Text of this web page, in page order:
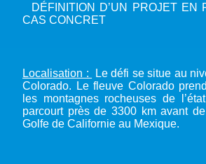
DÉFINITION D’UN PROJET EN
CAS CONCRET
Localisation :
Le défi se situe au
Colorado. Le fleuve Colorado
les montagnes rocheuses de
parcourt près de 3300 km avant
Golfe de Californie au Mexique.